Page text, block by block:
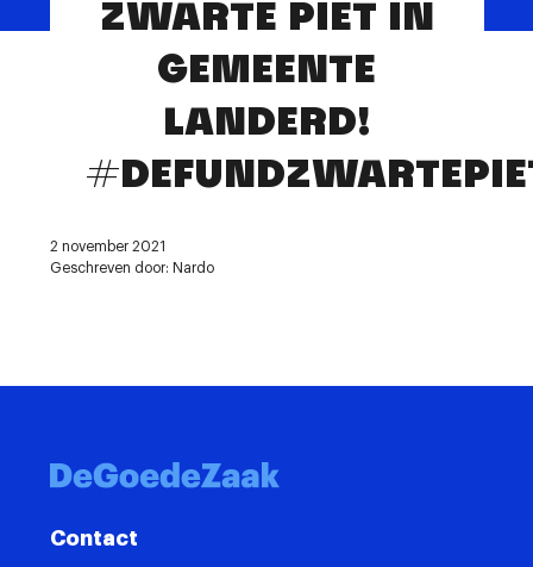
ContactZWARTE PIET IN
GEMEENTE
LANDERD!
2 november 2021
Geschreven door: Nardo
Contact